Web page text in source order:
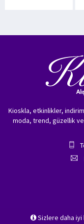
Sizlere daha
Kioskla, etkinlikler,
moda, trend, güzellik